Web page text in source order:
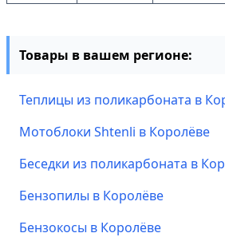
Товары в вашем регионе:
Теплицы из поликарбоната в
Мотоблоки Shtenli в Королёве
Беседки из поликарбоната в
Бензопилы в Королёве
Бензокосы в Королёве